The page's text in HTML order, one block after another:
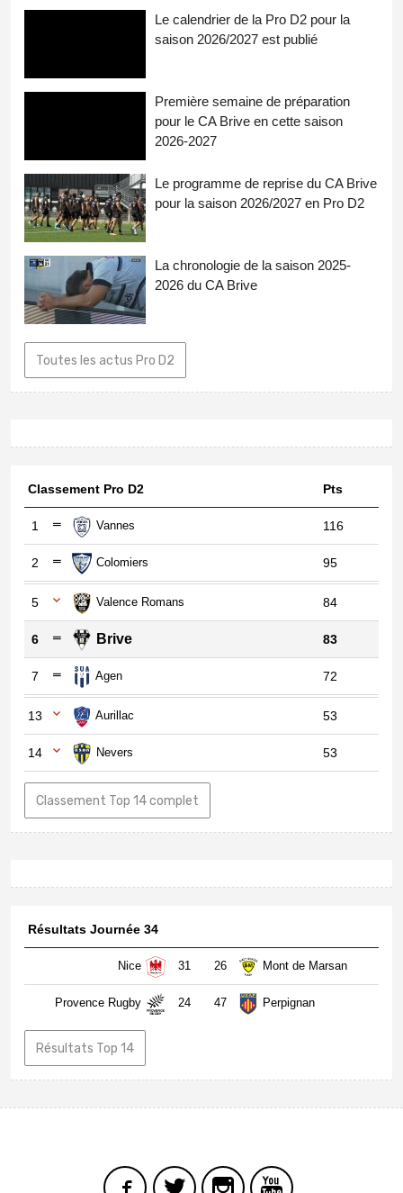
Le calendrier de la Pro D2 pour la
saison 2026/2027 est publié
Première semaine de préparation
pour le CA Brive en cette saison
2026-2027
Le programme de reprise du CA Brive
pour la saison 2026/2027 en Pro D2
La chronologie de la saison 2025-
2026 du CA Brive
Toutes les actus Pro D2
Classement Pro D2 Pts
1 Vannes 116
2 Colomiers 95
5 Valence Romans 84
6 Brive 83
7 Agen 72
13 Aurillac 53
14 Nevers 53
Classement Top 14 complet
Résultats Journée 34
Nice 31 26 Mont de Marsan
Provence Rugby 24 47 Perpignan
Résultats Top 14